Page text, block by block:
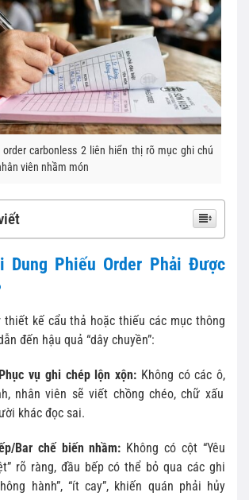
order carbonless 2 liên hiển thị rõ mục ghi chú
viên nhầm món
Dung Phiếu Order Phải Được
thiết kế cẩu thả hoặc thiếu các mục thông
đến hậu quả “dây chuyền”:
vụ ghi chép lộn xộn: Không có các ô,
nhân viên sẽ viết chồng chéo,chữ xấu
khác đọc sai.
Bar chế biến nhầm: Không có cột “Yêu
rõ ràng,đầu bếp có thể bỏ qua các ghi
hành”,“ít cay”, khiến quán phải hủy